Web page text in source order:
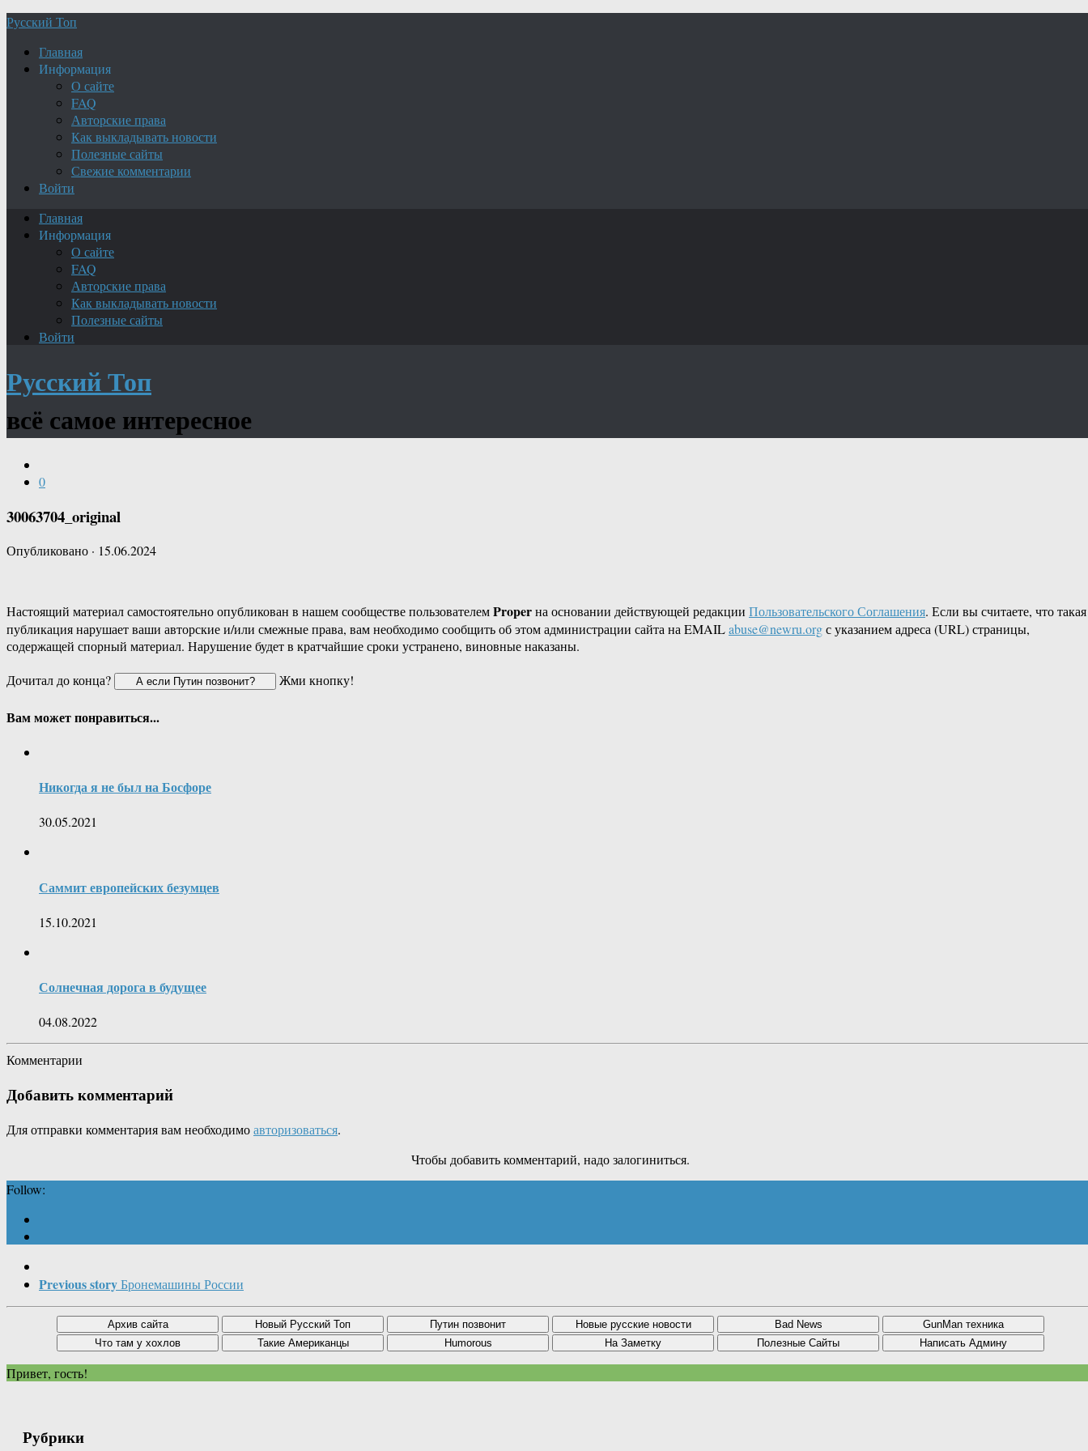
Русский Топ
Главная
Информация
О сайте
FAQ
Авторские права
Как выкладывать новости
Полезные сайты
Свежие комментарии
Войти
Главная
Информация
О сайте
FAQ
Авторские права
Как выкладывать новости
Полезные сайты
Войти
Русский Топ
всё самое интересное
0
30063704_original
Опубликовано · 15.06.2024
Настоящий материал самостоятельно опубликован в нашем сообществе пользователемProperна основании действующей редакции Пользовательского Соглашения. Если вы считаете, что такая
публикация нарушает ваши авторские и/или смежные права, вам необходимо сообщить об этом администрации сайта на EMAILabuse@newru.orgс указанием адреса (URL) страницы,
содержащей спорный материал. Нарушение будет в кратчайшие сроки устранено, виновные наказаны.
Дочитал до конца?
Жми кнопку!
Вам может понравиться...
Никогда я не был на Босфоре
30.05.2021
Саммит европейских безумцев
15.10.2021
Солнечная дорога в будущее
04.08.2022
Комментарии
Добавить комментарий
Для отправки комментария вам необходимоавторизоваться.
Чтобы добавить комментарий, надо залогиниться.
Follow:
Previous storyБронемашины России
Привет, гость!
Рубрики